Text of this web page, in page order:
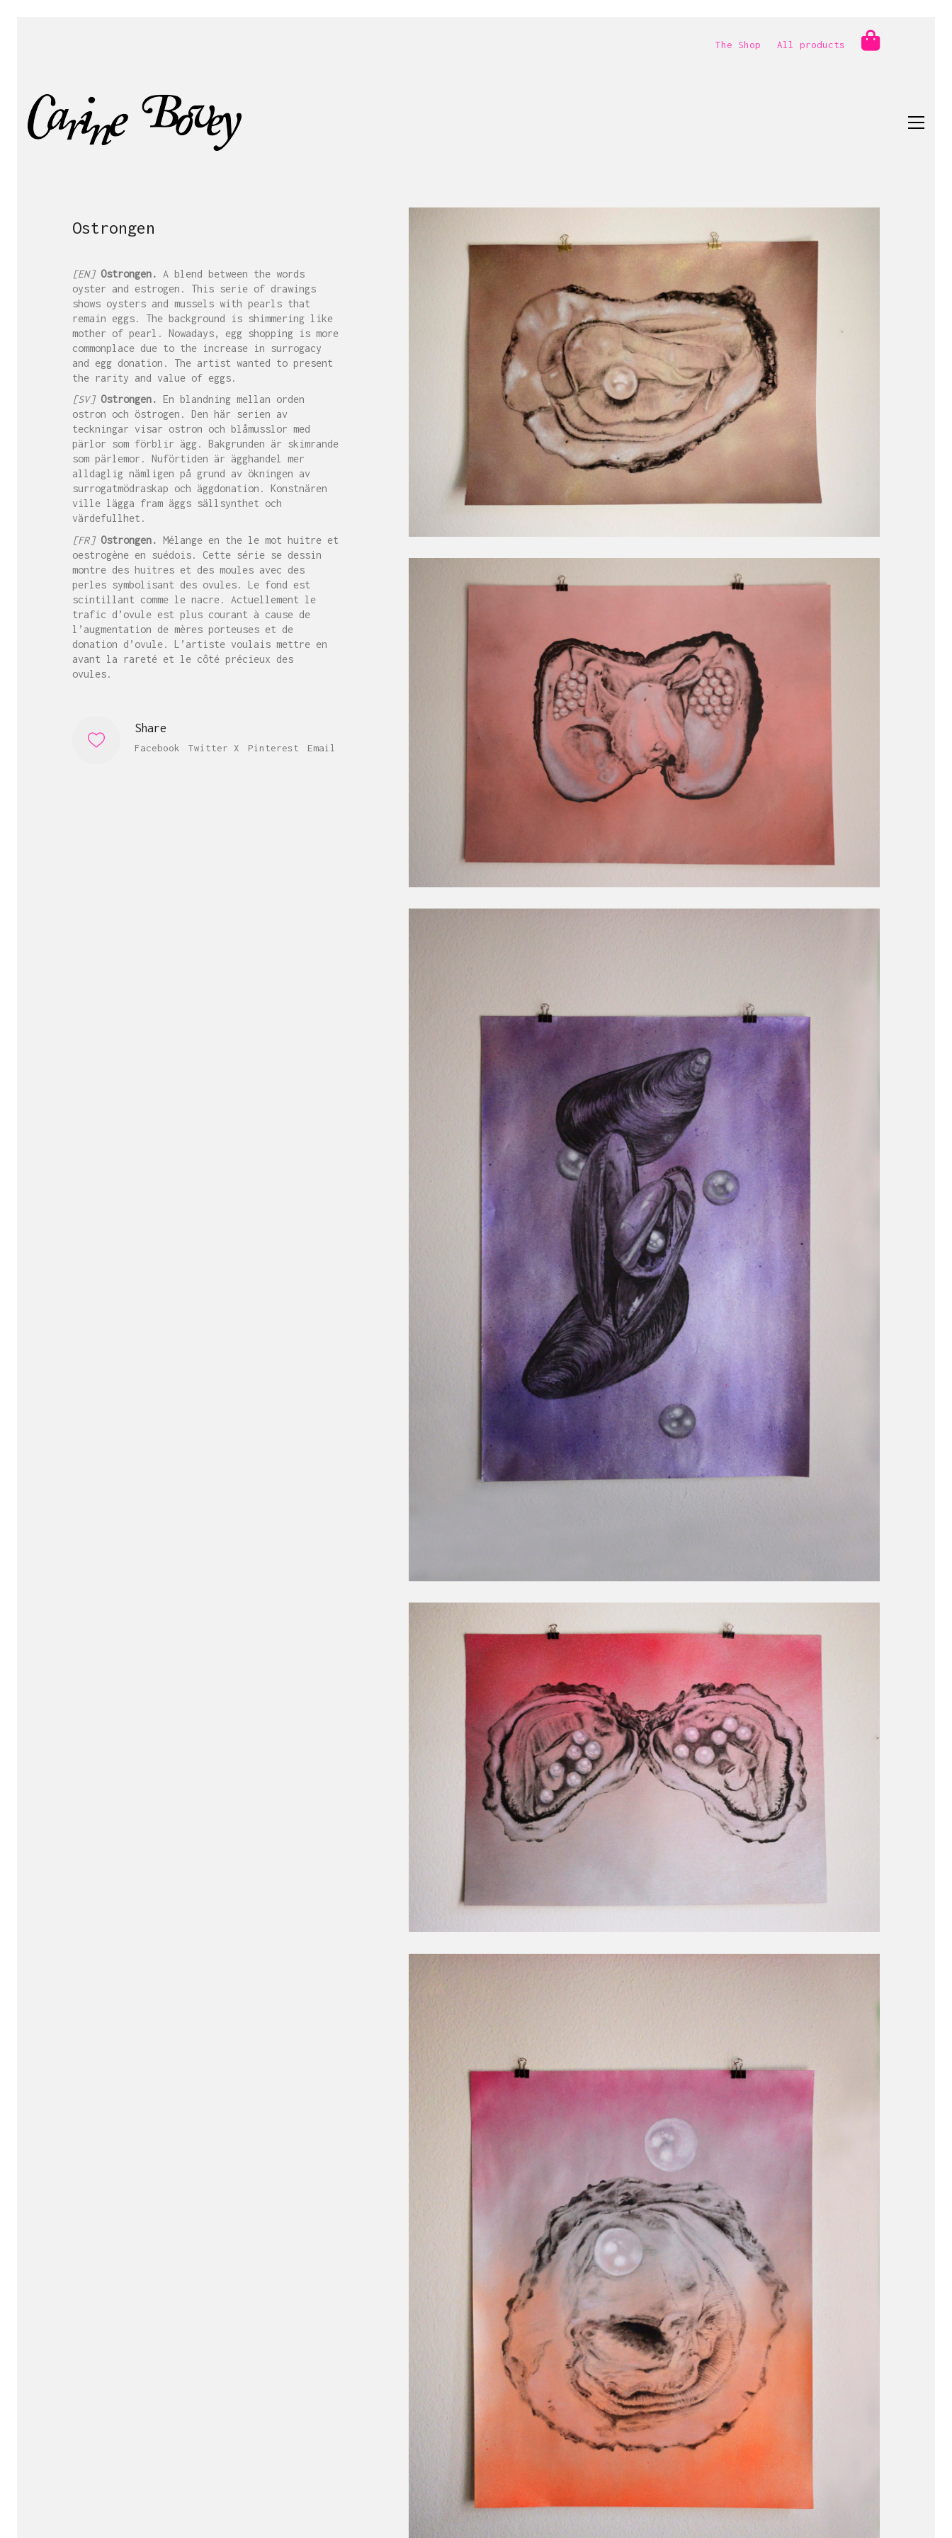
The Shop All products
Ostrongen
[EN] Ostrongen. A blend between the words
oyster and estrogen. This serie of drawings
shows oysters and mussels with pearls that
remain eggs. The background is shimmering like
mother of pearl. Nowadays, egg shopping is more
commonplace due to the increase in surrogacy
and egg donation. The artist wanted to present
the rarity and value of eggs.
[SV] Ostrongen. En blandning mellan orden
ostron och östrogen. Den här serien av
teckningar visar ostron och blåmusslor med
pärlor som förblir ägg. Bakgrunden är skimrande
som pärlemor. Nuförtiden är ägghandel mer
alldaglig nämligen på grund av ökningen av
surrogatmödraskap och äggdonation. Konstnären
ville lägga fram äggs sällsynthet och
värdefullhet.
[FR] Ostrongen. Mélange en the le mot huitre et
oestrogène en suédois. Cette série se dessin
montre des huitres et des moules avec des
perles symbolisant des ovules. Le fond est
scintillant comme le nacre. Actuellement le
trafic d’ovule est plus courant à cause de
l’augmentation de mères porteuses et de
donation d’ovule. L’artiste voulais mettre en
avant la rareté et le côté précieux des
ovules.
Share
Facebook Twitter X Pinterest Email